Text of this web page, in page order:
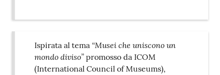
Ispirata al tema “Musei che uniscono un
mondo diviso” promosso da ICOM
(International Council of Museums),